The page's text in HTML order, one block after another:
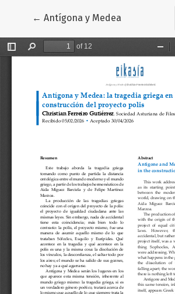
← Volver a los detalles del artículo
Antígona y Medea